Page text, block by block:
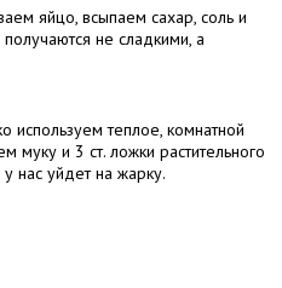
яйцо, всыпаем сахар, соль и
получаются не сладкими, а
используем теплое, комнатной
муку и 3 ст. ложки растительного
нас уйдет на жарку.